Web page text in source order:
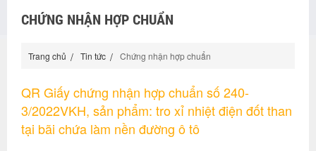
CHỨNG NHẬN HỢP CHUẨN
Trang chủ Tin tức Chứng nhận hợp chuẩn
QR Giấy chứng nhận hợp chuẩn số 240-
3/2022VKH, sản phẩm: tro xỉ nhiệt điện đốt than
tại bãi chứa làm nền đường ô tô